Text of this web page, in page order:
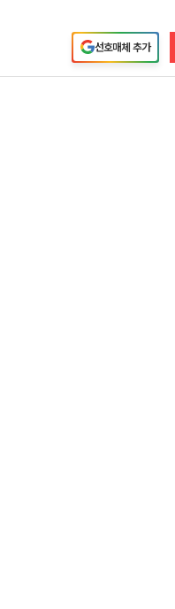
선호매체 추가